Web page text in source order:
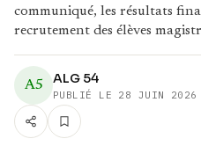
communiqué, les résultats
recrutement des élèves
A5 ALG 54
PUBLIÉ LE 28 JUIN